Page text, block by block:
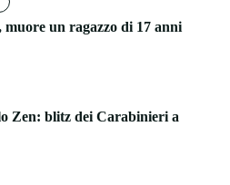
muore un ragazzo di 17 anni
Zen: blitz dei Carabinieri a